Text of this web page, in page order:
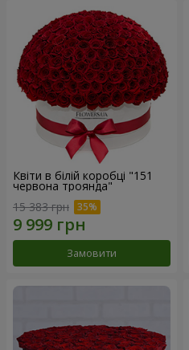
Квіти в білій коробці "151
червона троянда"
15 383 грн
Замовити